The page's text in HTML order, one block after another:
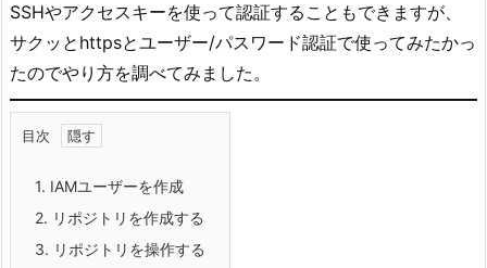
SSHやアクセスキーを使って認証することもできますが、
サクッとhttpsとユーザー/パスワード認証で使ってみたかっ
たのでやり方を調べてみました。
目次
1. IAMユーザーを作成
2. リポジトリを作成する
3. リポジトリを操作する